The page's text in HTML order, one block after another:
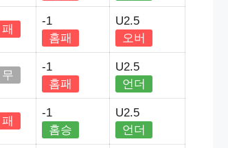
패
-1
홈패
U2.5
오버
무
-1
홈패
U2.5
언더
패
-1
홈승
U2.5
언더